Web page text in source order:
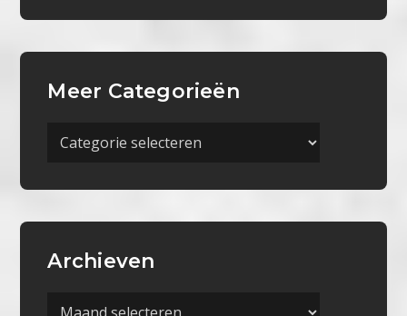
Meer Categorieën
Meer
Archieven
Archieven